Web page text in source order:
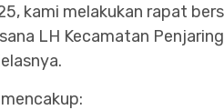
kami melakukan rapat
LH Kecamatan